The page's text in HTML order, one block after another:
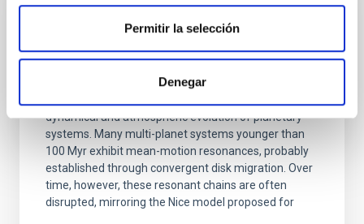
Permitir la selección
Denegar
An adolescent and near-resonant planetary
dynamical and atmospheric evolution of planetary
systems. Many multi-planet systems younger than
100 Myr exhibit mean-motion resonances, probably
established through convergent disk migration. Over
time, however, these resonant chains are often
disrupted, mirroring the Nice model proposed for